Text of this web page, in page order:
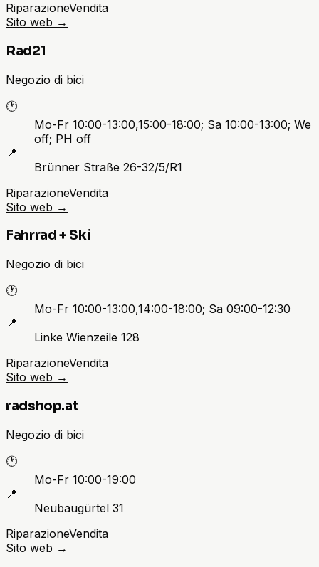
RiparazioneVendita
Sito web →
Rad21
Negozio di bici
🕐
Mo-Fr 10:00-13:00,15:00-18:00; Sa 10:00-13:00; We
off; PH off
📍
Brünner Straße 26-32/5/R1
RiparazioneVendita
Sito web →
Fahrrad + Ski
Negozio di bici
🕐
Mo-Fr 10:00-13:00,14:00-18:00; Sa 09:00-12:30
📍
Linke Wienzeile 128
RiparazioneVendita
Sito web →
radshop.at
Negozio di bici
🕐
Mo-Fr 10:00-19:00
📍
Neubaugürtel 31
RiparazioneVendita
Sito web →